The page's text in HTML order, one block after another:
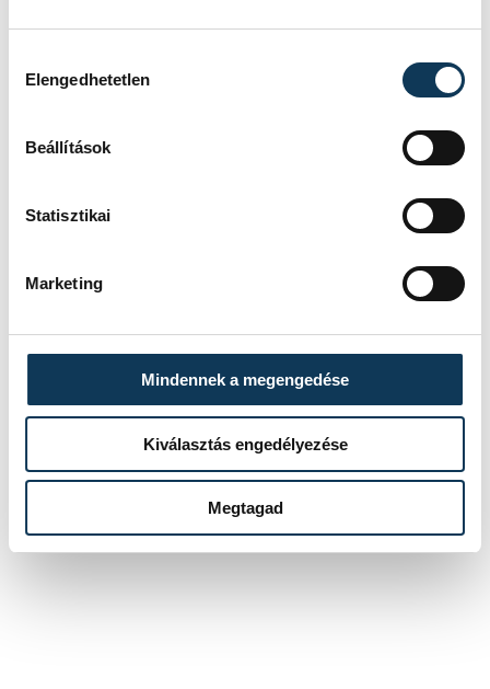
Elengedhetetlen
Beállítások
Statisztikai
Marketing
Mindennek a megengedése
Kiválasztás engedélyezése
Megtagad
vállalkozások felé, de a kormány szándéka
megszorításokkal, hanem ösztönzőkkel
közélet
SZERZŐ
vehir.hu